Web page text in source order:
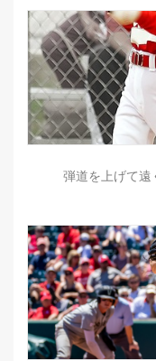
弾道を上げて遠